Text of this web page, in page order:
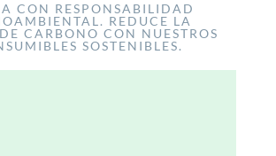
CON RESPONSABILIDAD
REDUCE LA
CARBONO CON NUESTROS
SOSTENIBLES.